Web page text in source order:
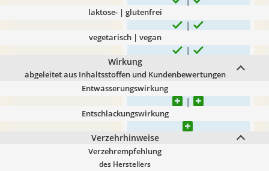
laktose- | glutenfrei
vegetarisch | vegan
Wirkung
abgeleitet aus Inhaltsstoffen und Kundenbewertungen
Entwässerungswirkung
Entschlackungswirkung
Verzehrhinweise
Verzehrempfehlung
des Herstellers